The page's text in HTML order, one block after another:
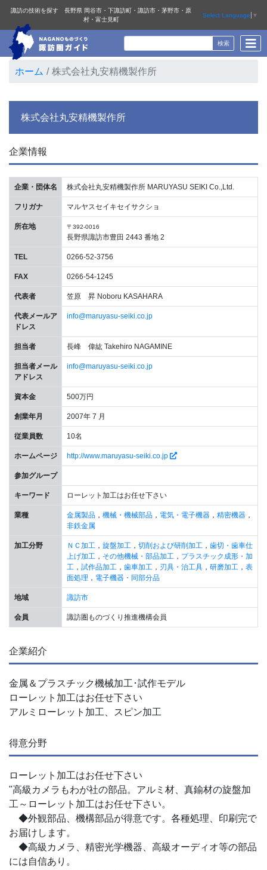
諏訪の技術を探す 長野県 岡谷市・下諏訪町・諏訪市・茅野市・原
村・富士見町
Select Language ▼
ホーム 株式会社丸安精機製作所
株式会社丸安精機製作所
企業情報
企業・団体名 株式会社丸安精機製作所 MARUYASU SEIKI Co.,Ltd.
フリガナ マルヤスセイキセイサクショ
所在地 〒392-0016
長野県諏訪市豊田 2443 番地 2
TEL 0266-52-3756
FAX 0266-54-1245
代表者 笠原 昇 Noboru KASAHARA
代表メールア
ドレス
info@maruyasu-seiki.co.jp
担当者 長峰 偉紘 Takehiro NAGAMINE
担当者メール
アドレス
info@maruyasu-seiki.co.jp
資本金 500万円
創業年月 2007年 7 月
従業員数 10名
ホームページ http://www.maruyasu-seiki.co.jp
参加グループ
キーワード ローレット加工はお任せ下さい
業種 金属製品， 機械・機械部品， 電気・電子機器， 精密機器，
非鉄金属
加工分野 ＮＣ加工， 旋盤加工， 切削および研削加工， 歯切・歯車仕
上げ加工， その他機械・部品加工， プラスチック成形・加
工， 試作品加工， 歯車加工， 刃具・治工具， 研磨加工， 表
面処理 ， 電子機器・同部分品
地域 諏訪市
会員 諏訪圏ものづくり推進機構会員
企業紹介
金属＆プラスチック機械加工･試作モデル
ローレット加工はお任せ下さい
アルミローレット加工、スピン加工
得意分野
ローレット加工はお任せ下さい
"高級カメラもわが社の部品。アルミ材、真鍮材の旋盤加
工～ローレット加工はお任せ下さい。
◆外観部品、機構部品が得意です。各種処理、印刷完で
お届けします。
◆高級カメラ、精密光学機器、高級オーディオ等の部品
には自信あり。